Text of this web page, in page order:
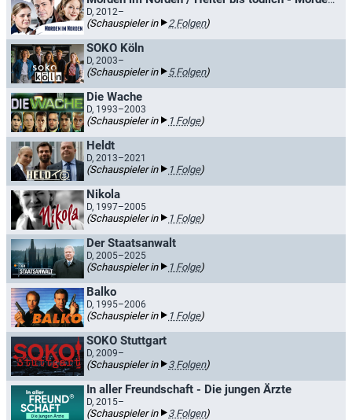
D, 2012–
(Schauspieler in 2 Folgen)
SOKO Köln
D, 2003–
(Schauspieler in 5 Folgen)
Die Wache
D, 1993–2003
(Schauspieler in 1 Folge)
Heldt
D, 2013–2021
(Schauspieler in 1 Folge)
Nikola
D, 1997–2005
(Schauspieler in 1 Folge)
Der Staatsanwalt
D, 2005–2025
(Schauspieler in 1 Folge)
Balko
D, 1995–2006
(Schauspieler in 1 Folge)
SOKO Stuttgart
D, 2009–
(Schauspieler in 3 Folgen)
In aller Freundschaft - Die jungen Ärzte
D, 2015–
(Schauspieler in 3 Folgen)